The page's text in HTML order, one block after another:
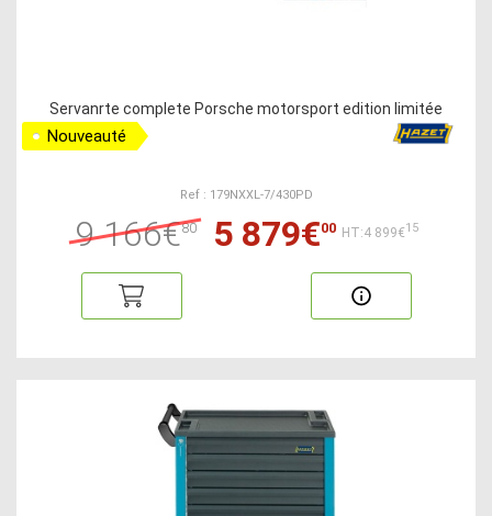
Servanrte complete Porsche motorsport edition limitée
Nouveauté
Ref : 179NXXL-7/430PD
9 166€80 5 879€00 HT:4 899€15